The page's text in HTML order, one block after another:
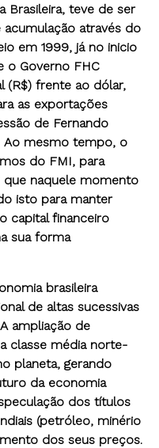
Brasileira, teve de ser
através do
em 1999, já no inicio
o Governo FHC
(R$) frente ao dólar,
as exportações
de Fernando
Ao mesmo tempo, o
do FMI, para
que naquele momento
isto para manter
capital financeiro
sua forma
brasileira
de altas sucessivas
ampliação de
classe média norte-
planeta, gerando
da economia
dos títulos
(petróleo, minério
dos seus preços.